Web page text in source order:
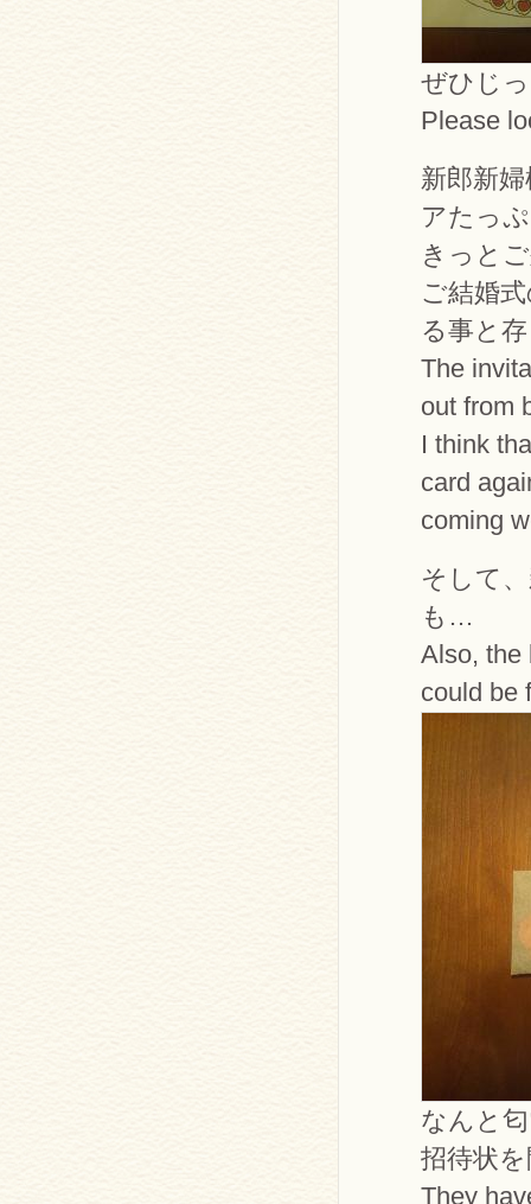
ぜひじ
Please
新郎新
アたっ
きっと
ご結婚
る事と
The
out from
I think
card
coming
そして
も…
Also, the
could be
なんと
招待状
They